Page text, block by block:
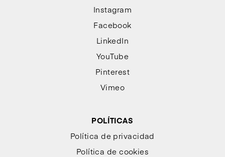
Instagram
Facebook
LinkedIn
YouTube
Pinterest
Vimeo
POLÍTICAS
Política de privacidad
Política de cookies